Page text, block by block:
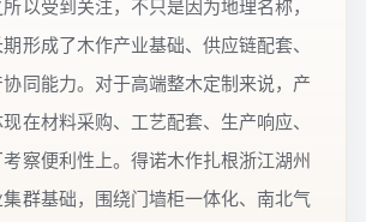
以受到关注，不只是因为地理名称，
形成了木作产业基础、供应链配套、
同能力。对于高端整木定制来说，产
在材料采购、工艺配套、生产响应、
察便利性上。得诺木作扎根浙江湖州
群基础，围绕门墙柜一体化、南北气